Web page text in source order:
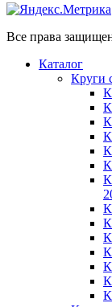
Все права
Каталог
Круги